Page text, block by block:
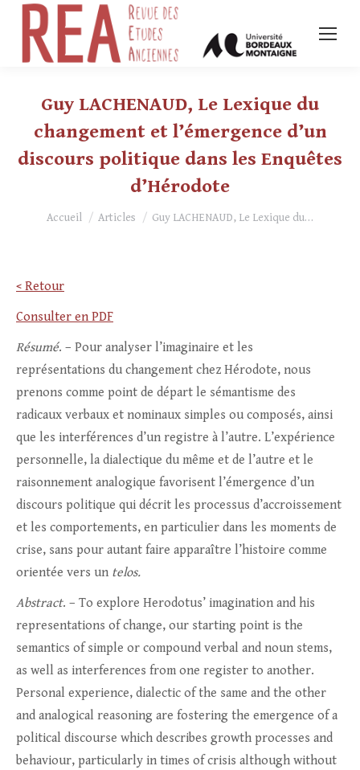
Guy LACHENAUD, Le Lexique du
changement et l’émergence d’un
discours politique dans les Enquêtes
d’Hérodote
Vous êtes ici :
Accueil Articles Guy LACHENAUD, Le Lexique du…
< Retour
Consulter en PDF
Résumé. – Pour analyser l’imaginaire et les
représentations du changement chez Hérodote, nous
prenons comme point de départ le sémantisme des
radicaux verbaux et nominaux simples ou composés, ainsi
que les interférences d’un registre à l’autre. L’expérience
personnelle, la dialectique du même et de l’autre et le
raisonnement analogique favorisent l’émergence d’un
discours politique qui décrit les processus d’accroissement
et les comportements, en particulier dans les moments de
crise, sans pour autant faire apparaître l’histoire comme
orientée vers un telos.
Abstract. – To explore Herodotus’ imagination and his
representations of change, our starting point is the
semantics of simple or compound verbal and noun stems,
as well as interferences from one register to another.
Personal experience, dialectic of the same and the other
and analogical reasoning are fostering the emergence of a
political discourse which describes growth processes and
behaviour, particularly in times of crisis although without